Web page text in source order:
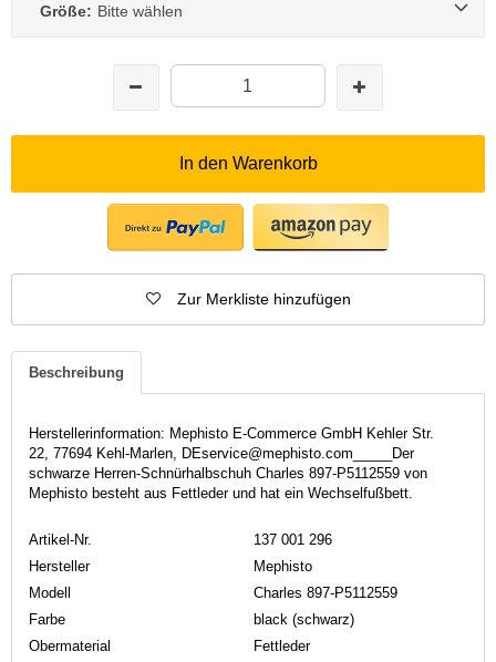
Größe: Bitte wählen
In den Warenkorb
Zur Merkliste hinzufügen
Beschreibung
Herstellerinformation: Mephisto E-Commerce GmbH Kehler Str.
22, 77694 Kehl-Marlen, DEservice@mephisto.com_____Der
schwarze Herren-Schnürhalbschuh Charles 897-P5112559 von
Mephisto besteht aus Fettleder und hat ein Wechselfußbett.
Artikel-Nr.
137 001 296
Hersteller
Mephisto
Modell
Charles 897-P5112559
Farbe
black (schwarz)
Obermaterial
Fettleder